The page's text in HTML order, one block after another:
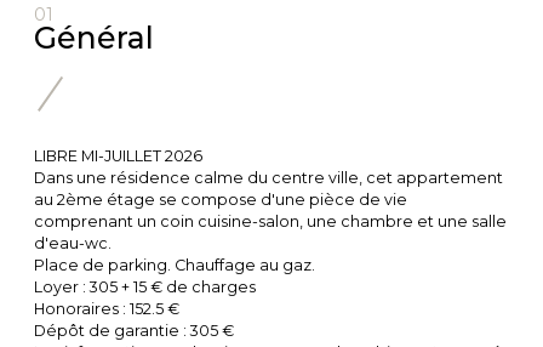
01
Général
LIBRE MI-JUILLET 2026
Dans une résidence calme du centre ville, cet appartement
au 2ème étage se compose d'une pièce de vie
comprenant un coin cuisine-salon, une chambre et une salle
d'eau-wc.
Place de parking. Chauffage au gaz.
Loyer : 305 + 15 € de charges
Honoraires : 152.5 €
Dépôt de garantie : 305 €